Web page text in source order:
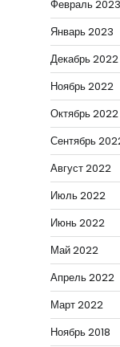
Февраль 2023
Январь 2023
Декабрь 2022
Ноябрь 2022
Октябрь 2022
Сентябрь
Август 2022
Июль 2022
Июнь 2022
Май 2022
Апрель 2022
Март 2022
Ноябрь 2018